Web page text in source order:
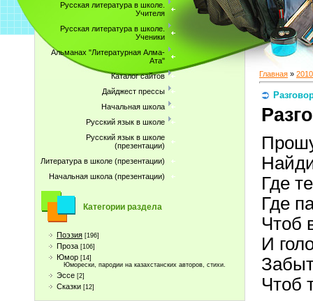
Русская литература в школе.
Учителя
Русская литература в школе.
Ученики
Альманах "Литературная Алма-
Ата"
Каталог сайтов
Дайджест прессы
Начальная школа
Русский язык в школе
Русский язык в школе
(презентации)
Литература в школе (презентации)
Начальная школа (презентации)
Категории раздела
Поэзия [196]
Проза [106]
Юмор [14]
Юморески, пародии на казахстанских авторов, стихи.
Эссе [2]
Сказки [12]
Главная » 2010
Где
Где
Чтоб
И
Чтоб